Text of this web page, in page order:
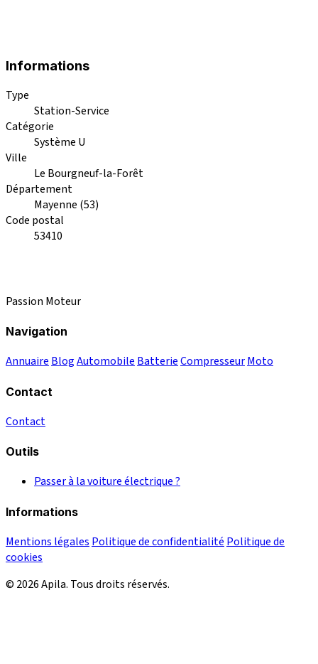
Informations
Type
Station-Service
Catégorie
Système U
Ville
Le Bourgneuf-la-Forêt
Département
Mayenne (53)
Code postal
53410
Passion Moteur
Navigation
Annuaire BlogAutomobile BatterieCompresseurMoto
Contact
Contact
Outils
Passer à la voiture électrique ?
Informations
Mentions légales Politique de confidentialité Politique de
cookies
© 2026 Apila. Tous droits réservés.